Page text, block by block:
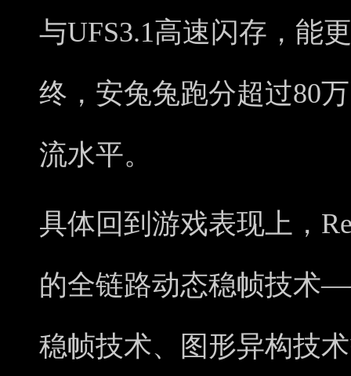
与UFS3.1高速闪存，能
终，安兔兔跑分超过80
流水平。
具体回到游戏表现上，
的全链路动态稳帧技术
稳帧技术、图形异构技